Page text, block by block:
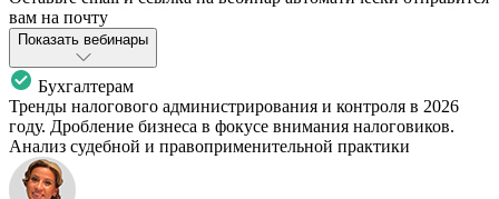
вам на почту
Показать вебинары
Бухгалтерам
Тренды налогового администрирования и контроля в 2026
году. Дробление бизнеса в фокусе внимания налоговиков.
Анализ судебной и правоприменительной практики